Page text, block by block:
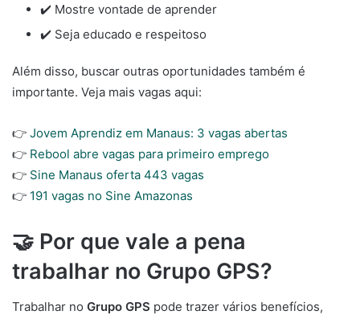
✔️ Mostre vontade de aprender
✔️ Seja educado e respeitoso
Além disso, buscar outras oportunidades também é
importante. Veja mais vagas aqui:
👉 Jovem Aprendiz em Manaus: 3 vagas abertas
👉 Rebool abre vagas para primeiro emprego
👉 Sine Manaus oferta 443 vagas
👉 191 vagas no Sine Amazonas
🤝 Por que vale a pena
trabalhar no Grupo GPS?
Trabalhar no Grupo GPS pode trazer vários benefícios,